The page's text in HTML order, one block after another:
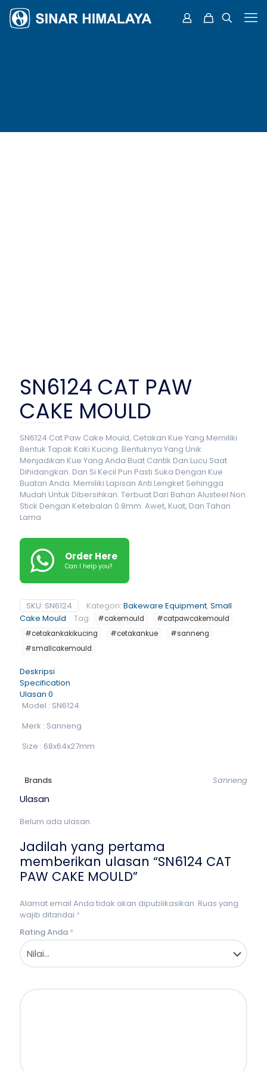
SN6124 CAT PAW
CAKE MOULD
SN6124 Cat Paw Cake Mould, Cetakan Kue Yang Memiliki
Bentuk Tapak Kaki Kucing. Bentuknya Yang Unik
Menjadikan Kue Yang Anda Buat Cantik Dan Lucu Saat
Dihidangkan. Dan Si Kecil Pun Pasti Suka Dengan Kue
Buatan Anda. Memiliki Lapisan Anti Lengket Sehingga
Mudah Untuk Dibersihkan. Terbuat Dari Bahan Alusteel Non
Stick Dengan Ketebalan 0.8mm. Awet, Kuat, Dan Tahan
Lama
Order Here
Can I help you?
SKU: SN6124 Kategori: Bakeware Equipment, Small
Cake Mould
Tag: #cakemould
#catpawcakemould
#cetakankakikucing
#cetakankue
#sanneng
#smallcakemould
Deskripsi
Specification
Ulasan 0
Model : SN6124
Merk : Sanneng
Size : 68x64x27mm
Brands Sanneng
Ulasan
Belum ada ulasan.
Jadilah yang pertama
memberikan ulasan “SN6124 CAT
PAW CAKE MOULD”
Alamat email Anda tidak akan dipublikasikan. Ruas yang
wajib ditandai *
Rating Anda *